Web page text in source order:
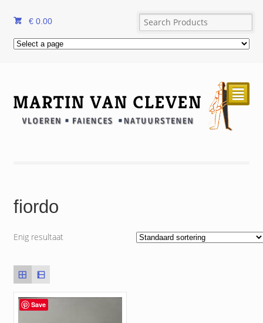
€ 0.00
²
fiordo
Enig resultaat
Save